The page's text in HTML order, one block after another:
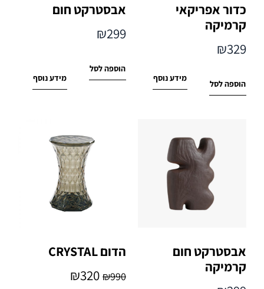
כדור אפריקאי
קרמיקה
₪329
הוספה לסל
מידע נוסף
אבסטרקט חום
₪299
הוספה לסל
מידע נוסף
אבסטרקט חום
קרמיקה
הדום CRYSTAL
₪990
₪320